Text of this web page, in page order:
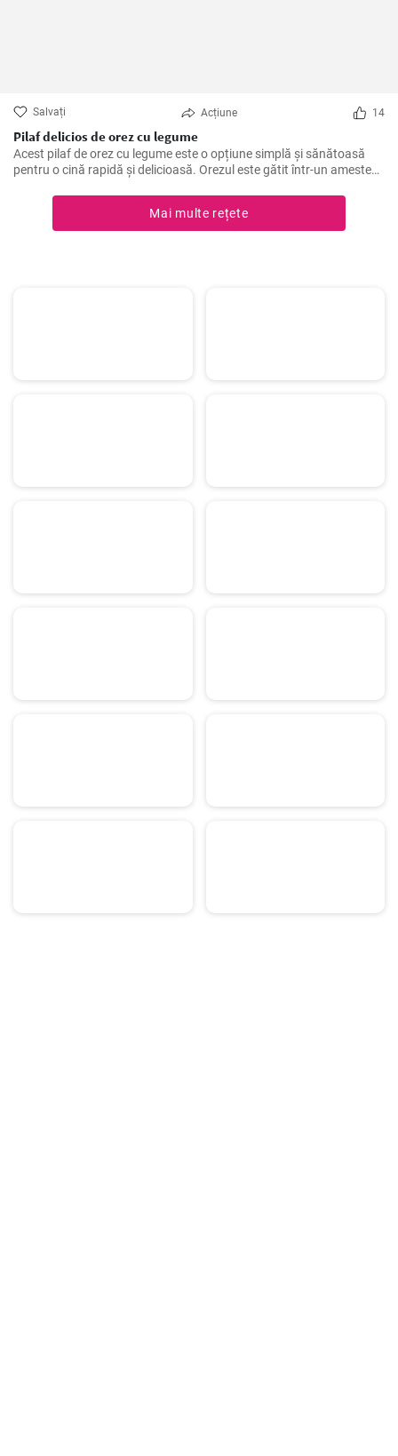
Salvați Acțiune 14
Pilaf delicios de orez cu legume
Acest pilaf de orez cu legume este o opțiune simplă și sănătoasă
pentru o cină rapidă și delicioasă. Orezul este gătit într-un amestec
textură crocantă și un plus de nutrienți.
Mai multe rețete